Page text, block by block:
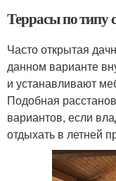
Террасы по типу
Часто открытая
данном варианте
и устанавливают
Подобная
вариантов, если
отдыхать в летней